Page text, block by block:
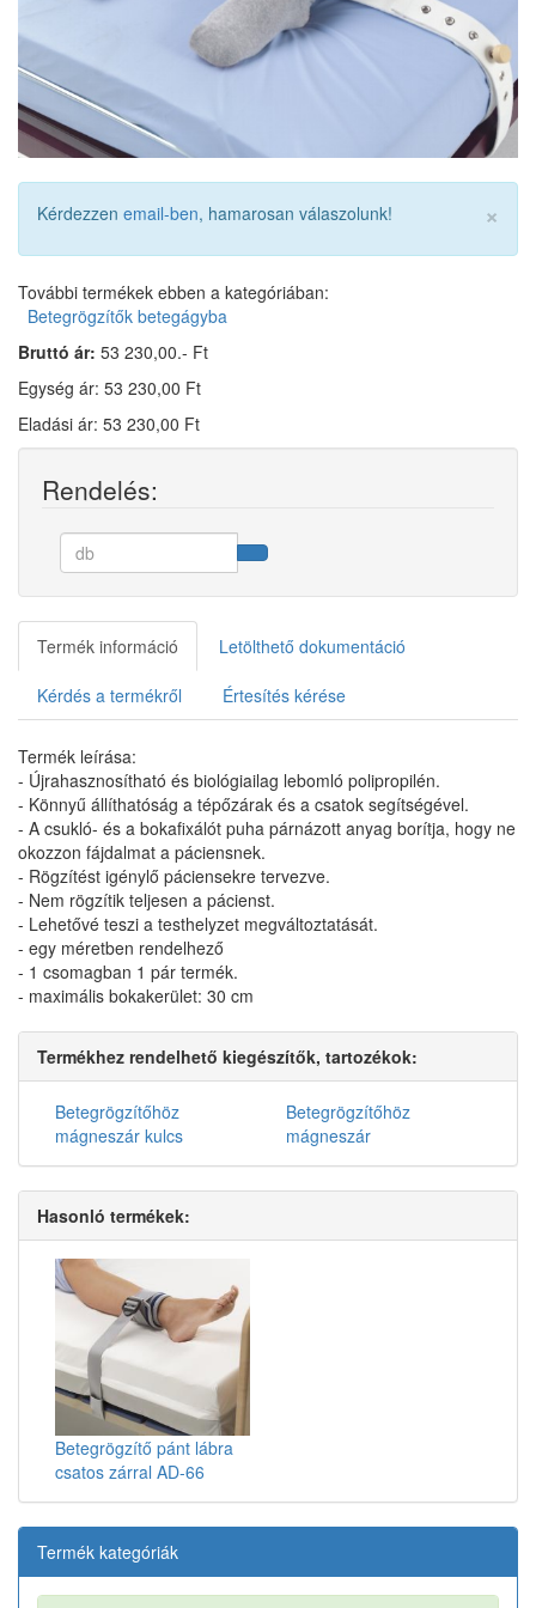
×
Kérdezzen email-ben, hamarosan válaszolunk!
További termékek ebben a kategóriában:
Betegrögzítők betegágyba
Bruttó ár: 53 230,00.- Ft
Egység ár: 53 230,00 Ft
Eladási ár: 53 230,00 Ft
Rendelés:
Termék információ Letölthető dokumentáció
Kérdés a termékről Értesítés kérése
Termék leírása:
- Újrahasznosítható és biológiailag lebomló polipropilén.
- Könnyű állíthatóság a tépőzárak és a csatok segítségével.
- A csukló- és a bokafixálót puha párnázott anyag borítja, hogy ne
okozzon fájdalmat a páciensnek.
- Rögzítést igénylő páciensekre tervezve.
- Nem rögzítik teljesen a pácienst.
- Lehetővé teszi a testhelyzet megváltoztatását.
- egy méretben rendelhező
- 1 csomagban 1 pár termék.
- maximális bokakerület: 30 cm
Termékhez rendelhető kiegészítők, tartozékok:
Betegrögzítőhöz
mágneszár kulcs
Betegrögzítőhöz
mágneszár
Hasonló termékek:
Betegrögzítő pánt lábra
csatos zárral AD-66
Termék kategóriák